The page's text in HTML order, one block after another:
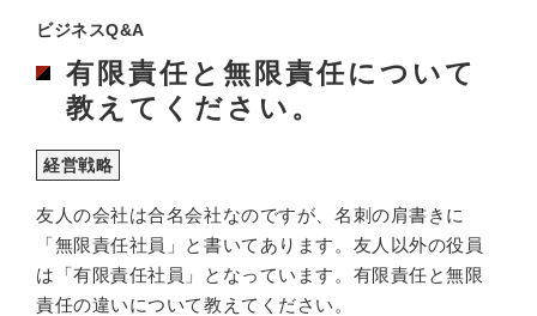
ビジネスQ&A
有限責任と無限責任について
教えてください。
経営戦略
友人の会社は合名会社なのですが、名刺の肩書きに
「無限責任社員」と書いてあります。友人以外の役員
は「有限責任社員」となっています。有限責任と無限
責任の違いについて教えてください。